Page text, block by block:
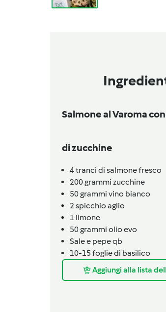
Salmone al Varoma
di zucchine
4tranci di salmone fresco
200grammi zucchine
50grammi vino bianco
2spicchio aglio
1 limone
50grammi olio evo
Sale e pepe qb
10-15 foglie di basilico
Aggiungi alla lista